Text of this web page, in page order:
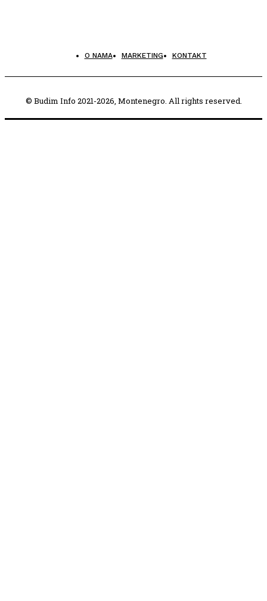
O NAMA MARKETING KONTAKT
© Budim Info 2021-2026, Montenegro. All rights reserved.